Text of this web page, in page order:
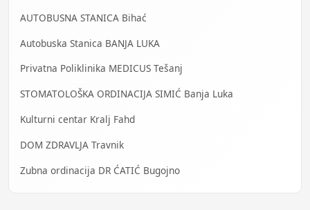
AUTOBUSNA STANICA Bihać
Autobuska Stanica BANJA LUKA
Privatna Poliklinika MEDICUS Tešanj
STOMATOLOŠKA ORDINACIJA SIMIĆ Banja Luka
Kulturni centar Kralj Fahd
DOM ZDRAVLJA Travnik
Zubna ordinacija DR ĆATIĆ Bugojno